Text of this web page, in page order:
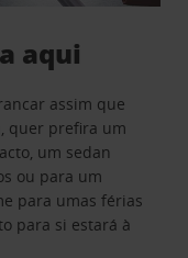
aqui
assim que
quer prefira um
um sedan
ou para um
para umas férias
para si estará à